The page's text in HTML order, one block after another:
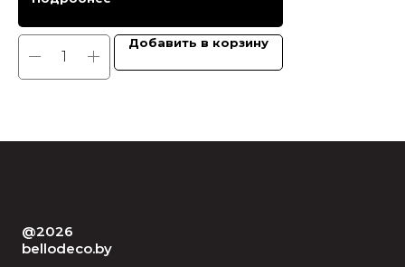
Добавить в корзину
@2026
bellodeco.by